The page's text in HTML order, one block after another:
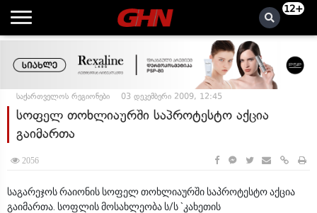
12+
საქართველოს რეგიონები 03 დეკემბერი 2009, 12:45
სოფელ თოხლიაურში საპროტესტო აქცია
გაიმართა
2056
საგარეჯოს რაიონის სოფელ თოხლიაურში საპროტესტო აქცია
გაიმართა. სოფლის მოსახლეობა ს/ს `კახეთის